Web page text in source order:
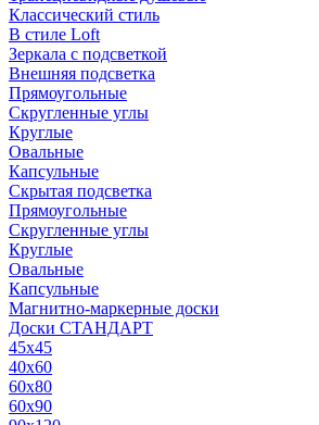
Классический стиль
В стиле Loft
Зеркала с подсветкой
Внешняя подсветка
Прямоугольные
Скругленные углы
Круглые
Овальные
Капсульные
Скрытая подсветка
Прямоугольные
Скругленные углы
Круглые
Овальные
Капсульные
Магнитно-маркерные доски
Доски СТАНДАРТ
45x45
40x60
60x80
60x90